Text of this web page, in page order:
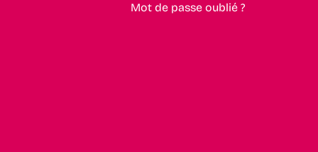
Mot de passe oublié ?